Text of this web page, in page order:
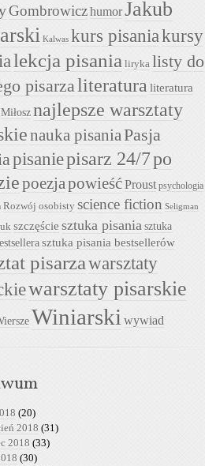
GombrowiczhumorJakub
Kalwas kurs pisaniakursy
lekcja pisania liryka listy do
pisarzaliteratura literatura
Miłosz najlepsze warsztaty
nauka pisaniaPasja
pisaniepisarz 24/7po
poezjapowieśćProust psychologia
Rozwój osobisty science fiction Seligman
szczęście sztuka pisania sztuka
sztuka pisania bestsellerów
pisarzawarsztaty
warsztaty pisarskie
Winiarski wywiad
(20)
2018 (31)
2018 (33)
(30)